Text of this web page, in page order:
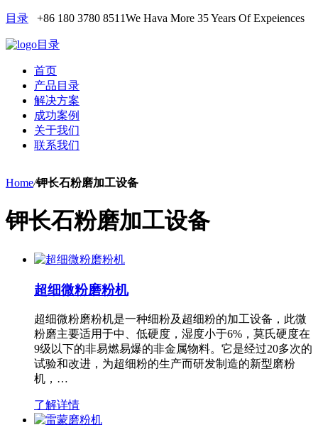
目录 +86 180 3780 8511We Hava More 35 Years Of Expeiences
目录
首页
产品目录
解决方案
成功案例
关于我们
联系我们
Home/钾长石粉磨加工设备
钾长石粉磨加工设备
超细微粉磨粉机
超细微粉磨粉机是一种细粉及超细粉的加工设备，此微
粉磨主要适用于中、低硬度，湿度小于6%，莫氏硬度在
9级以下的非易燃易爆的非金属物料。它是经过20多次的
试验和改进，为超细粉的生产而研发制造的新型磨粉
机，…
了解详情